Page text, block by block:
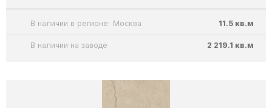
В наличии в регионе: Москва 11.5 кв.м
В наличии на заводе 2 219.1 кв.м